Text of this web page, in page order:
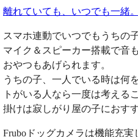
離れていても、いつでも一緒
スマホ連動でいつでもうちの
マイク＆スピーカー搭載で音
おやつもあげられます。
うちの子、一人でいる時は何
トがいる人なら一度は考える
掛けは寂しがり屋の子におす
Fruboドッグカメラは機能充